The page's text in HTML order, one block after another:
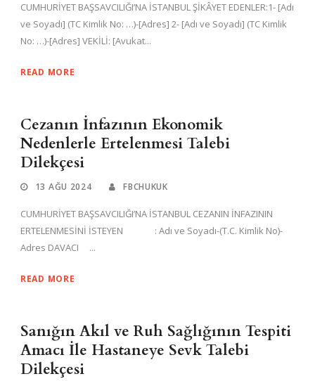
CUMHURİYET BAŞSAVCILIĞI’NA İSTANBUL ŞİKÂYET EDENLER:1- [Adı
ve Soyadı] (TC Kimlik No: …)-[Adres] 2- [Adı ve Soyadı] (TC Kimlik
No: …)-[Adres] VEKİLİ: [Avukat...
READ MORE
Cezanın İnfazının Ekonomik
Nedenlerle Ertelenmesi Talebi
Dilekçesi
13 AĞU 2024 FBCHUKUK
CUMHURİYET BAŞSAVCILIĞI’NA İSTANBUL CEZANIN İNFAZININ
ERTELENMESİNİ İSTEYEN : Adı ve Soyadı-(T.C. Kimlik No)-
Adres DAVACI ...
READ MORE
Sanığın Akıl ve Ruh Sağlığının Tespiti
Amacı İle Hastaneye Sevk Talebi
Dilekçesi